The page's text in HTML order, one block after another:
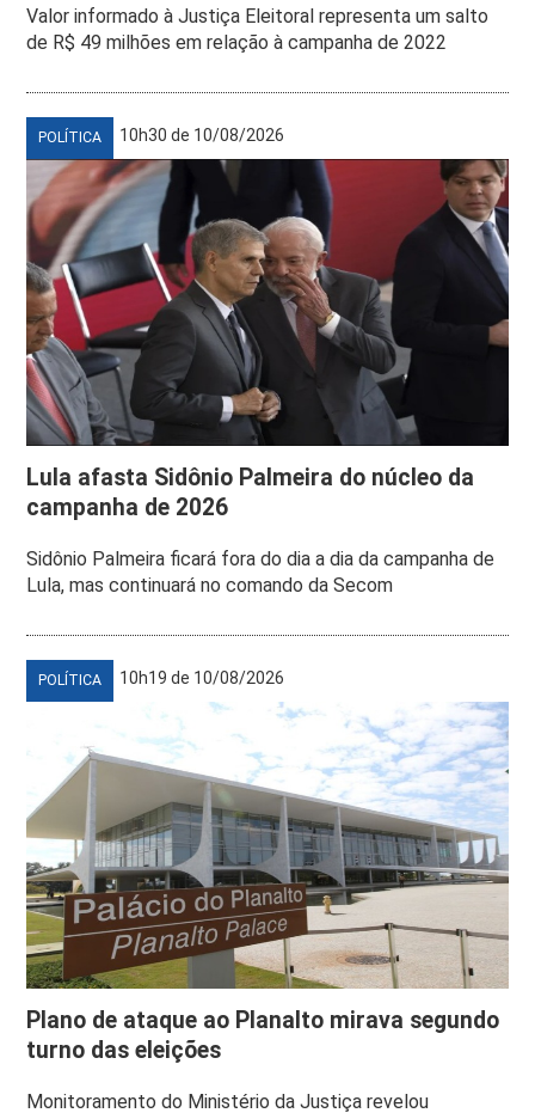
Valor informado à Justiça Eleitoral representa um salto
de R$ 49 milhões em relação à campanha de 2022
POLÍTICA 10h30 de 10/08/2026
Lula afasta Sidônio Palmeira do núcleo da
campanha de 2026
Sidônio Palmeira ficará fora do dia a dia da campanha de
Lula, mas continuará no comando da Secom
POLÍTICA 10h19 de 10/08/2026
Plano de ataque ao Planalto mirava segundo
turno das eleições
Monitoramento do Ministério da Justiça revelou